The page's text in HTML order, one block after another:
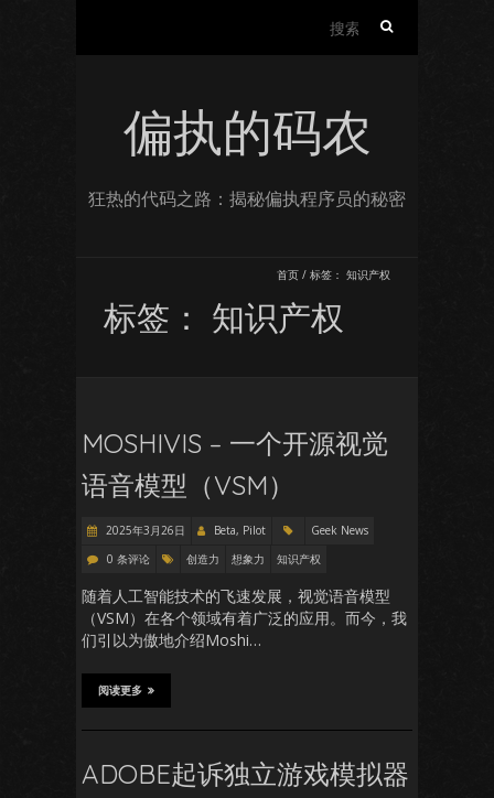
偏执的码农
狂热的代码之路：揭秘偏执程序员的秘密
首页 / 标签： 知识产权
标签： 知识产权
MOSHIVIS – 一个开源视觉
语音模型（VSM）
2025年3月26日 Beta, Pilot
Geek News
0 条评论
创造力 想象力 知识产权
随着人工智能技术的飞速发展，视觉语音模型
（VSM）在各个领域有着广泛的应用。而今，我
们引以为傲地介绍Moshi…
阅读更多
ADOBE起诉独立游戏模拟器